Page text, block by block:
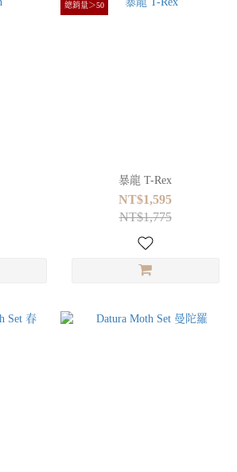
總銷量＞50
暴龍 T-Rex
NT$1,595
NT$1,775